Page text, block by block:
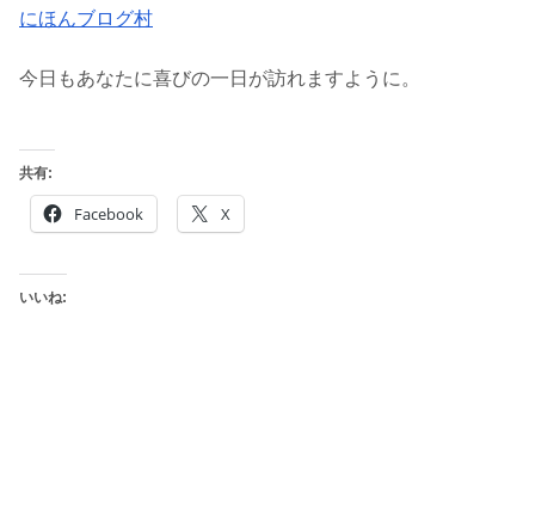
にほんブログ村
今日もあなたに喜びの一日が訪れますように。
共有:
Facebook X
いいね: